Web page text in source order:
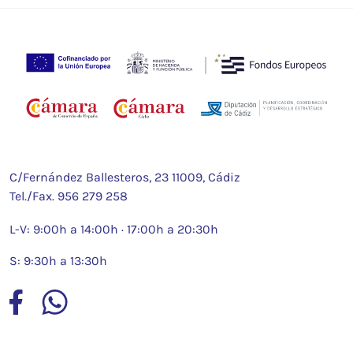
C/Fernández Ballesteros, 23 11009, Cádiz
Tel./Fax. 956 279 258
L-V: 9:00h a 14:00h · 17:00h a 20:30h
S: 9:30h a 13:30h